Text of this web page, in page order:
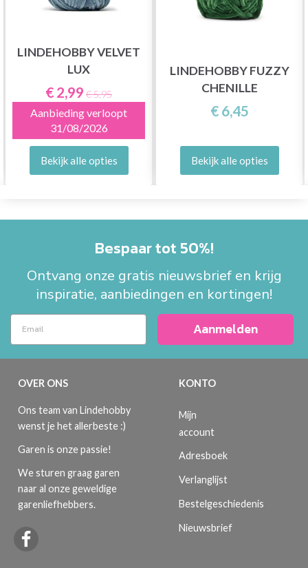
LINDEHOBBY VELVET
LUX
€ 2,99 € 5,95
Aanbieding verloopt
31/08/2026
Bekijk alle opties
LINDEHOBBY FUZZY
CHENILLE
€ 6,45
Bekijk alle opties
Bespaar tot 50%!
Ontvang onze gratis nieuwsbrief en krijg
inspiratie, aanbiedingen en kortingen!
Aanmelden
OVER ONS
Ons team van Lindehobby
wenst je het allerbeste :)
Garen is onze passie!
We sturen graag garen
naar al onze geweldige
garenliefhebbers.
KONTO
Mijn
account
Adresboek
Verlanglijst
Bestelgeschiedenis
Nieuwsbrief